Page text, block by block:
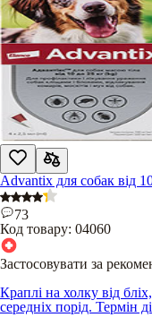
Advantix для собак від
73
Код товару: 04060
Застосовувати за
Краплі на холку від
середніх порід. Термін